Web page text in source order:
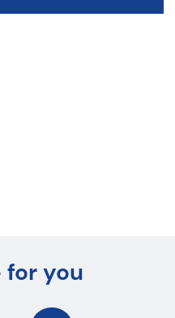
for you